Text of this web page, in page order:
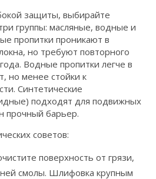
защиты, выбирайте
группы: масляные, водные и
пропитки проникают в
но требуют повторного
Водные пропитки легче в
но менее стойки к
Синтетические
подходят для подвижных
прочный барьер.
советов:
поверхность от грязи,
смолы. Шлифовка крупным